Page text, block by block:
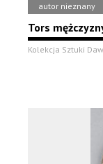
autor nieznany
Tors
Kolekcja Sztuki